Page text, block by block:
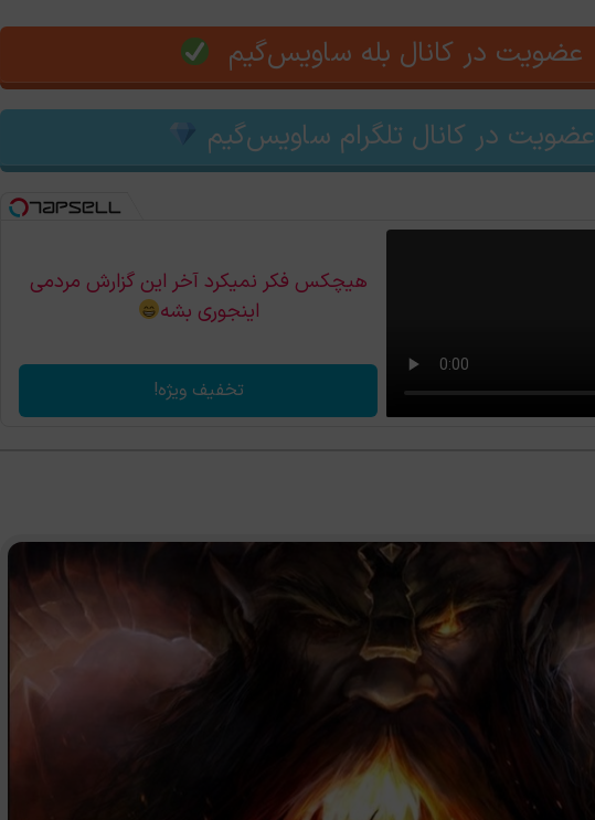
عضویت در کانال بله ساویس‌گیم
عضویت در کانال تلگرام ساویس‌گیم
هیچکس فکر نمیکرد آخر این گزارش مردمی
اینجوری بشه
تخفیف ویژه!